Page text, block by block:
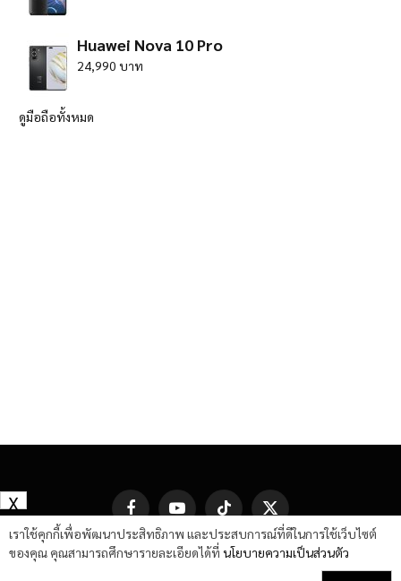
Huawei Nova 10 Pro
24,990 บาท
ดูมือถือทั้งหมด
FacebookYouTube TikTok
X
(Twitter)
เราใช้คุกกี้เพื่อพัฒนาประสิทธิภาพ และประสบการณ์ที่ดีในการใช้เว็บไซต์
ของคุณ คุณสามารถศึกษารายละเอียดได้ที่ นโยบายความเป็นส่วนตัว
X